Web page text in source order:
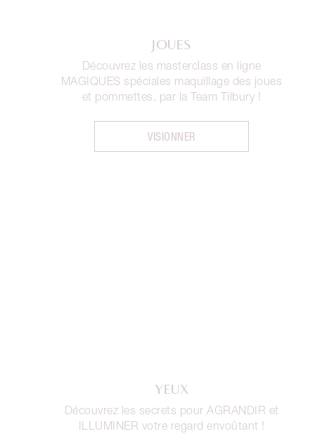
JOUES
Découvrez les masterclass en ligne
MAGIQUES spéciales maquillage des joues
et pommettes, par la Team Tilbury !
VISIONNER
YEUX
Découvrez les secrets pour AGRANDIR et
ILLUMINER votre regard envoûtant !